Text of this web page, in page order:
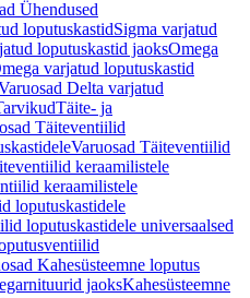
Ühendused
loputuskastidSigma varjatud
loputuskastid jaoksOmega
varjatud loputuskastid
Delta varjatud
Täite- ja
Täiteventiilid
Varuosad Täiteventiilid
keraamilistele
keraamilistele
loputuskastidele
loputuskastidele universaalsed
Kahesüsteemne loputus
jaoksKahesüsteemne